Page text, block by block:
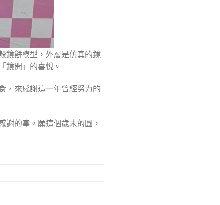
鏡餅模型，外層是仿真的鏡
鏡開」的喜悅。
，來感謝這一年曾經努力的
的事。願這個歲末的圓，